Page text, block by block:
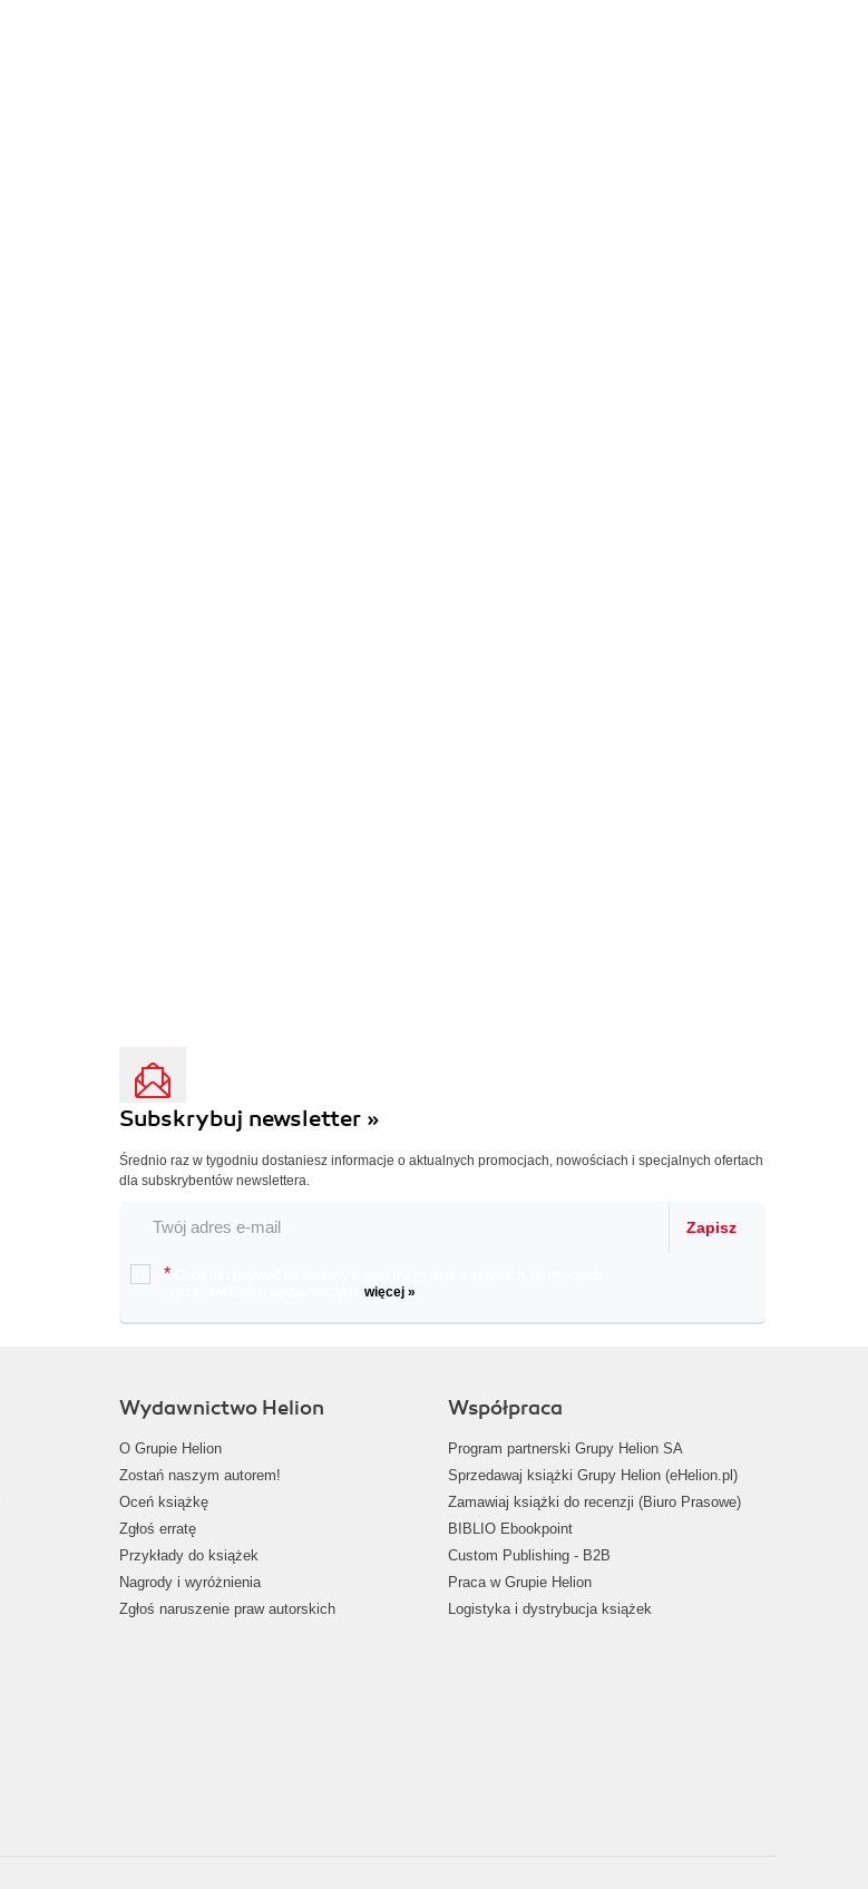
Subskrybuj newsletter »
Średnio raz w tygodniu dostaniesz informacje o aktualnych promocjach, nowościach i specjalnych ofertach
dla subskrybentów newslettera.
Zapisz
*
więcej »
Wydawnictwo Helion
O Grupie Helion
Zostań naszym autorem!
Oceń książkę
Zgłoś erratę
Przykłady do książek
Nagrody i wyróżnienia
Zgłoś naruszenie praw autorskich
Współpraca
Program partnerski Grupy Helion SA
Sprzedawaj książki Grupy Helion (eHelion.pl)
Zamawiaj książki do recenzji (Biuro Prasowe)
BIBLIO Ebookpoint
Custom Publishing - B2B
Praca w Grupie Helion
Logistyka i dystrybucja książek